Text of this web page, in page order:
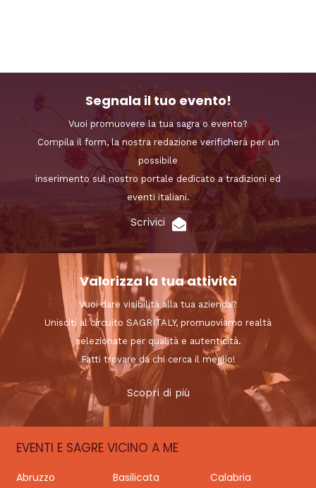
Segnala il tuo evento!
Vuoi promuovere la tua sagra o evento?
Compila il form, la nostra redazione verificherà per un
possibile
inserimento sul nostro portale dedicato a tradizioni ed
eventi italiani.
Scrivici
Valorizza la tua attività
Vuoi dare visibilità alla tua azienda?
Unisciti al circuito SAGRITALY, promuoviamo realtà
selezionate per qualità e autenticità.
Fatti trovare da chi cerca il meglio!
Scopri di più
EVENTI E SAGRE VICINO A ME
Abruzzo Basilicata
Calabria